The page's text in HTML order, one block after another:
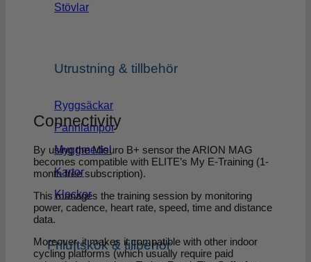
Stövlar
Utrustning & tillbehör
Ryggsäckar
Pannlampor
Myggmedel
Kartor
Klockor
Friluftskök & tillbehör
Connectivity
By using the Misuro B+ sensor the ARION MAG
becomes compatible with ELITE’s My E-Training (1-
month free subscription).
This manages the training session by monitoring
power, cadence, heart rate, speed, time and distance
data.
Moreover, it makes it compatible with other indoor
cycling platforms (which usually require paid